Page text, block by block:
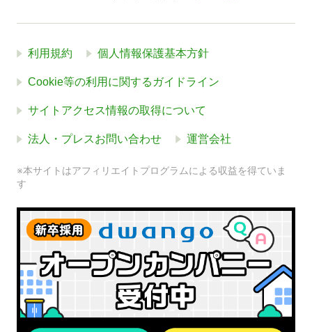
利用規約 個人情報保護基本方針
Cookie等の利用に関するガイドライン
サイトアクセス情報の取得について
法人・プレスお問い合わせ 運営会社
※本サイトはアフィリエイトプログラムによる収益を得ていま
す